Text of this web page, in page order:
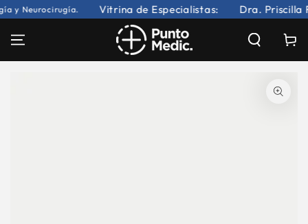
IR AL
CONTENIDO
y Neurocirugía. Vitrina de Especialistas: Dra. Priscilla
Carrito